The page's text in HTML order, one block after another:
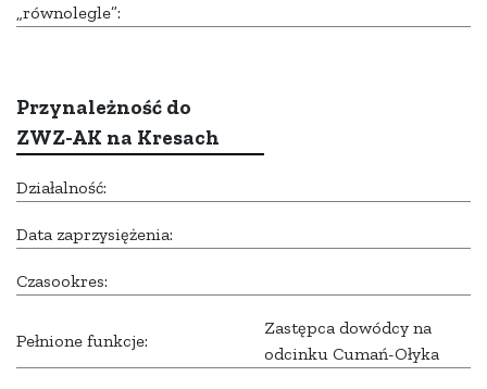
„równolegle”:
Przynależność do
ZWZ-AK na Kresach
Działalność:
Data zaprzysiężenia:
Czasookres:
Pełnione funkcje:
Zastępca dowódcy na
odcinku Cumań-Ołyka